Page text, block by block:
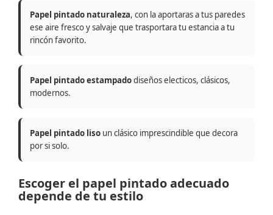
Papel pintado naturaleza, con la aportaras a tus paredes
ese aire fresco y salvaje que trasportara tu estancia a tu
rincón favorito.
Papel pintado estampadodiseños electicos, clásicos,
modernos.
Papel pintado liso un clásico imprescindible que decora
por si solo.
Escoger el papel pintado adecuado
depende de tu estilo